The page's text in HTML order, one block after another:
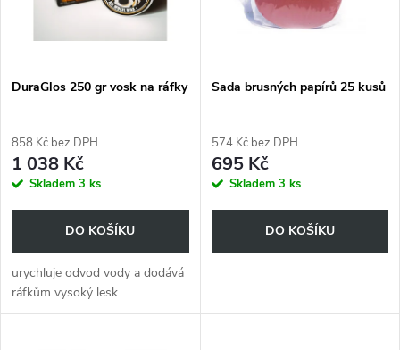
p
r
o
u
k
s
r
o
d
u
DuraGlos 250 gr vosk na ráfky
858 Kč bez DPH
1 038 Kč
Skladem 3 ks
DO KOŠÍKU
urychluje odvod vody a dodává
ráfkům vysoký lesk
Sada brusných papírů 25 kusů
574 Kč bez DPH
695 Kč
Skladem 3 ks
DO KOŠÍKU